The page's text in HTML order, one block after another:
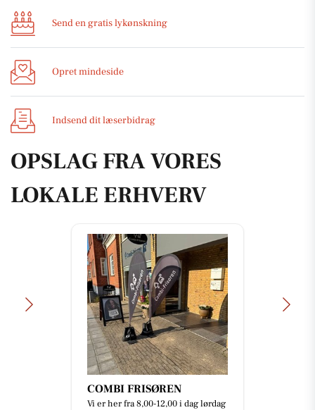
Send en gratis lykønskning
Opret mindeside
Indsend dit læserbidrag
OPSLAG FRA VORES
LOKALE ERHVERV
COMBI FRISØREN
Vi er her fra 8,00-12,00 i dag lørdag